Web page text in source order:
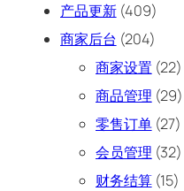
产品更新(409)
商家后台 (204)
商家设置 (22)
商品管理 (29)
零售订单(27)
会员管理 (32)
财务结算(15)